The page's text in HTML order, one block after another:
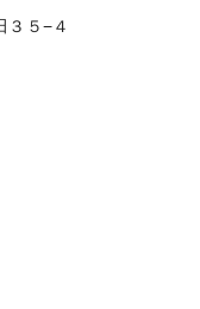
３５−４